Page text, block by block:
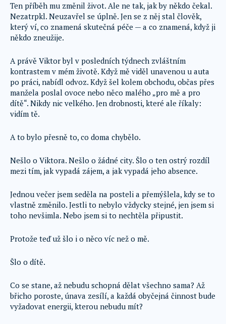
Ten příběh mu změnil život. Ale ne tak, jak by někdo čekal.
Nezatrpkl. Neuzavřel se úplně. Jen se z něj stal člověk,
který ví, co znamená skutečná péče — a co znamená, když ji
někdo zneužije.
A právě Viktor byl v posledních týdnech zvláštním
kontrastem v mém životě. Když mě viděl unavenou u auta
po práci, nabídl odvoz. Když šel kolem obchodu, občas přes
manžela poslal ovoce nebo něco malého „pro mě a pro
dítě“. Nikdy nic velkého. Jen drobnosti, které ale říkaly:
vidím tě.
A to bylo přesně to, co doma chybělo.
Nešlo o Viktora. Nešlo o žádné city. Šlo o ten ostrý rozdíl
mezi tím, jak vypadá zájem, a jak vypadá jeho absence.
Jednou večer jsem seděla na posteli a přemýšlela, kdy se to
vlastně změnilo. Jestli to nebylo vždycky stejné, jen jsem si
toho nevšimla. Nebo jsem si to nechtěla připustit.
Protože teď už šlo i o něco víc než o mě.
Šlo o dítě.
Co se stane, až nebudu schopná dělat všechno sama? Až
břicho poroste, únava zesílí, a každá obyčejná činnost bude
vyžadovat energii, kterou nebudu mít?